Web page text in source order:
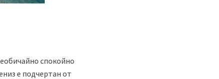
спокойно
е подчертан от